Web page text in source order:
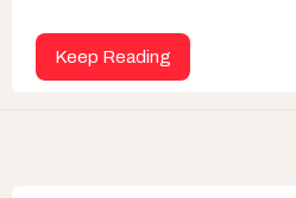
Keep Reading